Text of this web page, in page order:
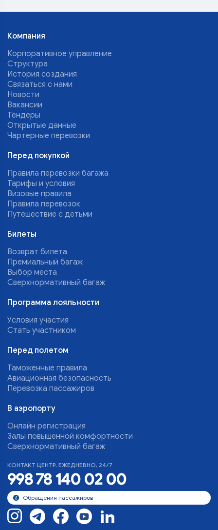
Компания
Корпоративное управление
Структура
История создания
Связаться с нами
Новости
Вакансии
Тендеры
Открытые данные
Чартерные перевозки
Перед покупкой
Правила перевозки багажа
Тарифы и условия
Визовые правила
Правила перевозок
Путешествие с детьми
Билеты
Возврат билета
Премиальный багаж
Выбор места
Сверхнормативный багаж
Программа лояльности
Условия участия
Стать участником
Перед полетом
Таможенные правила
Авиационная безопасность
Перевозка пассажиров
В аэропорту
Онлайн регистрация
Залы повышенной комфортности
Сверхнормативный багаж
КОНТАКТ ЦЕНТР, ЕЖЕДНЕВНО, 24/7
998 78 140 02 00
Обращения пассажиров